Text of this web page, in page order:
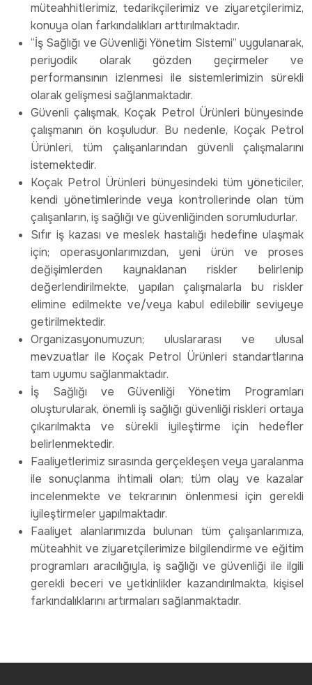
müteahhitlerimiz, tedarikçilerimiz ve ziyaretçilerimiz,
konuya olan farkındalıkları arttırılmaktadır.
“İş Sağlığı ve Güvenliği Yönetim Sistemi” uygulanarak,
periyodik olarak gözden geçirmeler ve
performansının izlenmesi ile sistemlerimizin sürekli
olarak gelişmesi sağlanmaktadır.
Güvenli çalışmak, Koçak Petrol Ürünleri bünyesinde
çalışmanın ön koşuludur. Bu nedenle, Koçak Petrol
Ürünleri, tüm çalışanlarından güvenli çalışmalarını
istemektedir.
Koçak Petrol Ürünleri bünyesindeki tüm yöneticiler,
kendi yönetimlerinde veya kontrollerinde olan tüm
çalışanların, iş sağlığı ve güvenliğinden sorumludurlar.
Sıfır iş kazası ve meslek hastalığı hedefine ulaşmak
için; operasyonlarımızdan, yeni ürün ve proses
değişimlerden kaynaklanan riskler belirlenip
değerlendirilmekte, yapılan çalışmalarla bu riskler
elimine edilmekte ve/veya kabul edilebilir seviyeye
getirilmektedir.
Organizasyonumuzun; uluslararası ve ulusal
mevzuatlar ile Koçak Petrol Ürünleri standartlarına
tam uyumu sağlanmaktadır.
İş Sağlığı ve Güvenliği Yönetim Programları
oluşturularak, önemli iş sağlığı güvenliği riskleri ortaya
çıkarılmakta ve sürekli iyileştirme için hedefler
belirlenmektedir.
Faaliyetlerimiz sırasında gerçekleşen veya yaralanma
ile sonuçlanma ihtimali olan; tüm olay ve kazalar
incelenmekte ve tekrarının önlenmesi için gerekli
iyileştirmeler yapılmaktadır.
Faaliyet alanlarımızda bulunan tüm çalışanlarımıza,
müteahhit ve ziyaretçilerimize bilgilendirme ve eğitim
programları aracılığıyla, iş sağlığı ve güvenliği ile ilgili
gerekli beceri ve yetkinlikler kazandırılmakta, kişisel
farkındalıklarını artırmaları sağlanmaktadır.